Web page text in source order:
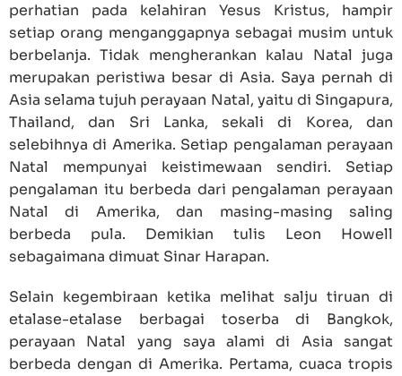
perhatian pada kelahiran Yesus Kristus, hampir
setiap orang menganggapnya sebagai musim untuk
berbelanja. Tidak mengherankan kalau Natal juga
merupakan peristiwa besar di Asia. Saya pernah di
Asia selama tujuh perayaan Natal, yaitu di Singapura,
Thailand, dan Sri Lanka, sekali di Korea, dan
selebihnya di Amerika. Setiap pengalaman perayaan
Natal mempunyai keistimewaan sendiri. Setiap
pengalaman itu berbeda dari pengalaman perayaan
Natal di Amerika, dan masing-masing saling
berbeda pula. Demikian tulis Leon Howell
sebagaimana dimuat Sinar Harapan.
Selain kegembiraan ketika melihat salju tiruan di
etalase-etalase berbagai toserba di Bangkok,
perayaan Natal yang saya alami di Asia sangat
berbeda dengan di Amerika. Pertama, cuaca tropis